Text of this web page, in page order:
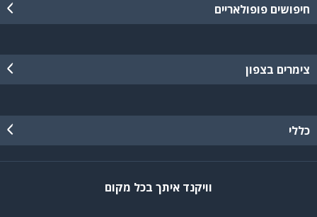
חיפושים פופולאריים
צימרים בצפון
כללי
וויקנד איתך בכל מקום